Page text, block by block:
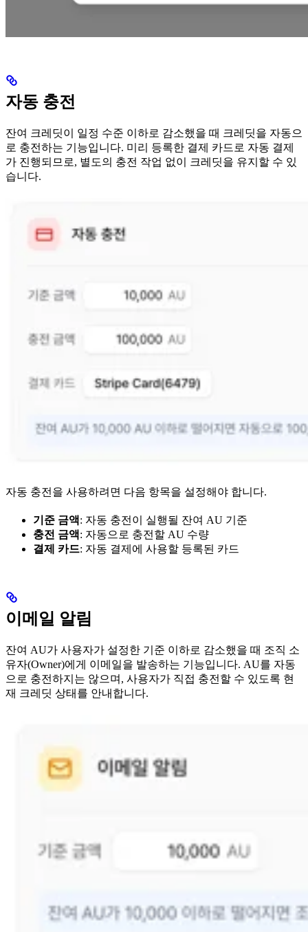
자동 충전
잔여 크레딧이 일정 수준 이하로 감소했을 때 크레딧을 자동으
로 충전하는 기능입니다. 미리 등록한 결제 카드로 자동 결제
가 진행되므로, 별도의 충전 작업 없이 크레딧을 유지할 수 있
습니다.
자동 충전을 사용하려면 다음 항목을 설정해야 합니다.
기준 금액: 자동 충전이 실행될 잔여 AU 기준
충전 금액: 자동으로 충전할 AU 수량
결제 카드: 자동 결제에 사용할 등록된 카드
이메일 알림
잔여 AU가 사용자가 설정한 기준 이하로 감소했을 때 조직 소
유자(Owner)에게 이메일을 발송하는 기능입니다. AU를 자동
으로 충전하지는 않으며, 사용자가 직접 충전할 수 있도록 현
재 크레딧 상태를 안내합니다.